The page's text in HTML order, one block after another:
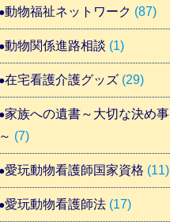
動物福祉ネットワーク (87)
動物関係進路相談 (1)
在宅看護介護グッズ(29)
家族への遺書～大切な決め事
～ (7)
愛玩動物看護師国家資格 (11)
愛玩動物看護師法(17)